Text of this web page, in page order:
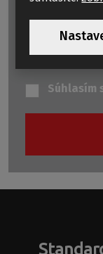
Položky
Súhlasím
nepodarilo